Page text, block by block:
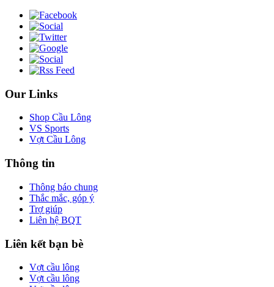
Our Links
Shop Cầu Lông
VS Sports
Vợt Cầu Lông
Thông tin
Thông báo chung
Thắc mắc, góp ý
Trợ giúp
Liên hệ BQT
Liên kết bạn bè
Vợt cầu lông
Vợt cầu lông